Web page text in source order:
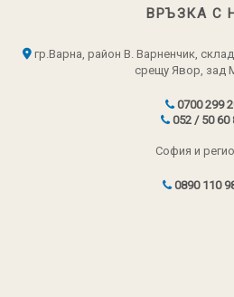
ВРЪЗКА С
гр.Варна, район В. Варненчик,
срещу Явор, зад
0700 299
052 / 50 60
София и
0890 110